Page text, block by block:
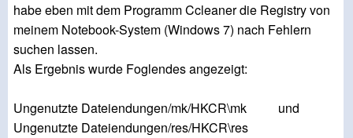
habe eben mit dem Programm Ccleaner die Registry von
meinem Notebook-System (Windows 7) nach Fehlern
suchen lassen.
Als Ergebnis wurde Foglendes angezeigt:
Ungenutzte Dateiendungen/mk/HKCR\mk und
Ungenutzte Dateiendungen/res/HKCR\res